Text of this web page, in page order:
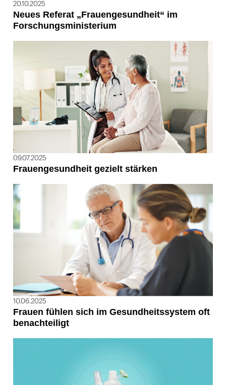
20.10.2025
Neues Referat „Frauengesundheit“ im
Forschungsministerium
09.07.2025
Frauengesundheit gezielt stärken
10.06.2025
Frauen fühlen sich im Gesundheitssystem oft
benachteiligt